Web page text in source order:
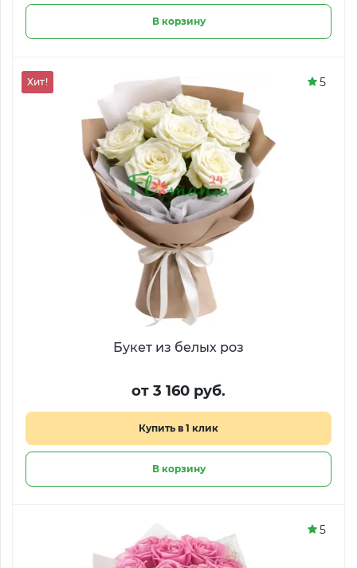
В корзину
Букет из белых роз
от 3 160 руб.
Купить в 1 клик
В корзину
Хит! 5
5